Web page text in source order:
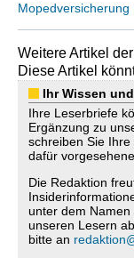
Mopedversicherung
Weitere Artikel
Diese Artikel
Ihr Wissen
Ihre Leserbriefe
Ergänzung zu
schreiben Sie
dafür
Die Redaktion
unter dem
unseren Lesern
bitte an